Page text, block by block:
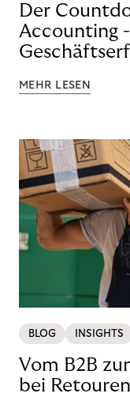
Der
Accounting
MEHR LESEN
BLOG INSIGHTS
Vom B2B
bei